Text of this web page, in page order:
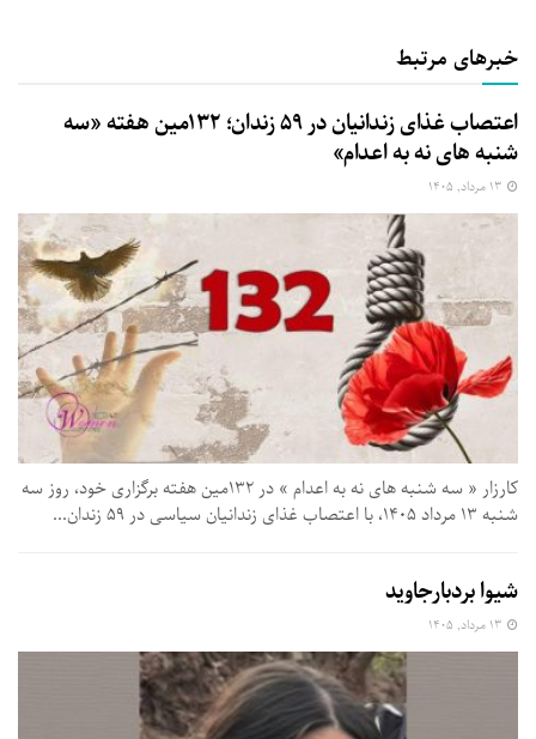
خبرهای مرتبط
اعتصاب غذای زندانیان در ۵۹ زندان؛ ۱۳۲مین هفته «سه‌
شنبه‌ های نه به اعدام»
۱۳ مرداد, ۱۴۰۵
کارزار « سه‌ شنبه‌ های نه به اعدام » در ۱۳۲مین هفته برگزاری خود، روز سه‌
شنبه ۱۳ مرداد ۱۴۰۵، با اعتصاب غذای زندانیان سیاسی در ۵۹ زندان...
شیوا بردبارجاوید
۱۳ مرداد, ۱۴۰۵